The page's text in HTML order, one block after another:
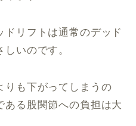
リフトは通常のデッド
いのです。
りも下がってしまうの
ある股関節への負担は大